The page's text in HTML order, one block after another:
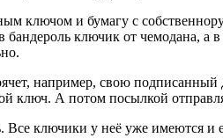
ключом и бумагу с
ключик от чемодана,
например, свою
ключ. А потом посылкой
Все ключики у неё уже имеются